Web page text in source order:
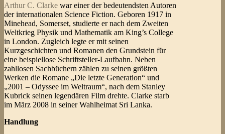
Arthur C. Clarke war einer der bedeutendsten Autoren
der internationalen Science Fiction. Geboren 1917 in
Minehead, Somerset, studierte er nach dem Zweiten
Weltkrieg Physik und Mathematik am King’s College
in London. Zugleich legte er mit seinen
Kurzgeschichten und Romanen den Grundstein für
eine beispiellose Schriftsteller-Laufbahn. Neben
zahllosen Sachbüchern zählen zu seinen größten
Werken die Romane „Die letzte Generation“ und
„2001 – Odyssee im Weltraum“, nach dem Stanley
Kubrick seinen legendären Film drehte. Clarke starb
im März 2008 in seiner Wahlheimat Sri Lanka.
Handlung